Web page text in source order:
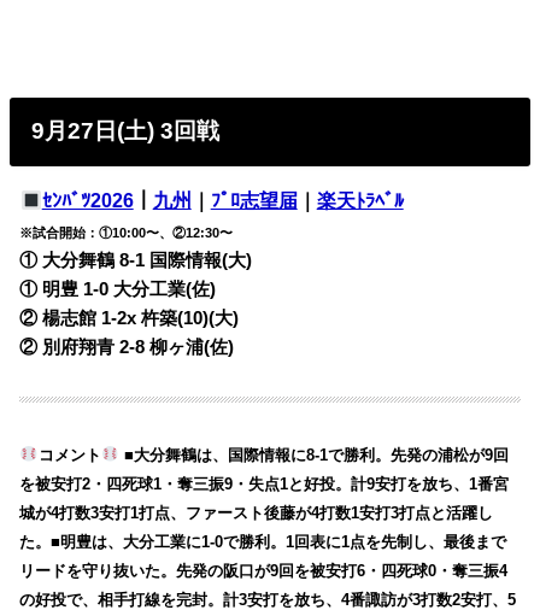
9月27日(土) 3回戦
ｾﾝﾊﾞﾂ2026｜ 九州 ﾌﾟﾛ志望届｜ 楽天ﾄﾗﾍﾞﾙ
※試合開始：①10:00〜、②12:30〜
① 大分舞鶴 8-1 国際情報(大)
① 明豊 1-0 大分工業(佐)
② 楊志館 1-2x杵築(10)(大)
② 別府翔青 2-8柳ヶ浦(佐)
コメント
■大分舞鶴は、国際情報に8-1で勝利。先発の浦松が9回
を被安打2・四死球1・奪三振9・失点1と好投。計9安打を放ち、1番宮
城が4打数3安打1打点、ファースト後藤が4打数1安打3打点と活躍し
た。■明豊は、大分工業に1-0で勝利。1回表に1点を先制し、最後まで
リードを守り抜いた。先発の阪口が9回を被安打6・四死球0・奪三振4
の好投で、相手打線を完封。計3安打を放ち、4番諏訪が3打数2安打、5